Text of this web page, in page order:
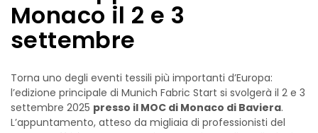
Monaco il 2 e 3
settembre
Torna uno degli eventi tessili più importanti d’Europa:
l’edizione principale di Munich Fabric Start si svolgerà il 2 e 3
settembre 2025 presso il MOC di Monaco di Baviera.
L’appuntamento, atteso da migliaia di professionisti del